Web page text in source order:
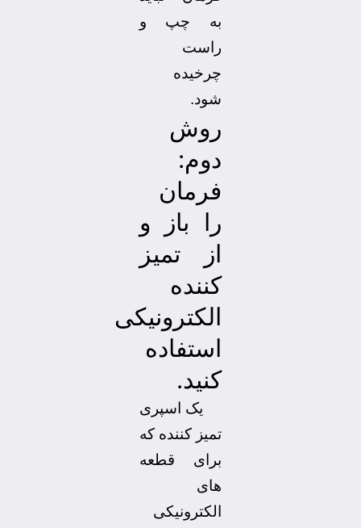
به چپ و
راست
چرخیده
شود.
روش
دوم:
فرمان
را باز و
از تمیز
کننده
الکترونیکی
استفاده
کنید.
یک اسپری
تمیز کننده که
برای قطعه
های
الکترونیکی